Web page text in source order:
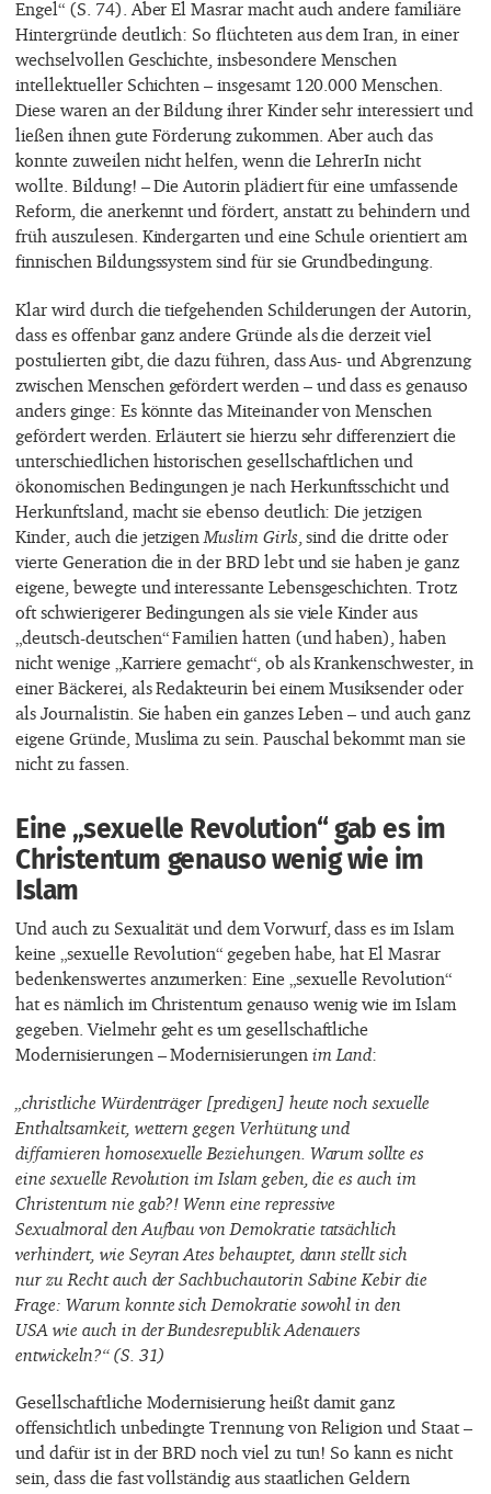
Engel“ (S. 74). Aber El Masrar macht auch andere familiäre
Hintergründe deutlich: So flüchteten aus dem Iran, in einer
wechselvollen Geschichte, insbesondere Menschen
intellektueller Schichten – insgesamt 120.000 Menschen.
Diese waren an der Bildung ihrer Kinder sehr interessiert und
ließen ihnen gute Förderung zukommen. Aber auch das
konnte zuweilen nicht helfen, wenn die LehrerIn nicht
wollte. Bildung! – Die Autorin plädiert für eine umfassende
Reform, die anerkennt und fördert, anstatt zu behindern und
früh auszulesen. Kindergarten und eine Schule orientiert am
finnischen Bildungssystem sind für sie Grundbedingung.
Klar wird durch die tiefgehenden Schilderungen der Autorin,
dass es offenbar ganz andere Gründe als die derzeit viel
postulierten gibt, die dazu führen, dass Aus- und Abgrenzung
zwischen Menschen gefördert werden – und dass es genauso
anders ginge: Es könnte das Miteinander von Menschen
gefördert werden. Erläutert sie hierzu sehr differenziert die
unterschiedlichen historischen gesellschaftlichen und
ökonomischen Bedingungen je nach Herkunftsschicht und
Herkunftsland, macht sie ebenso deutlich: Die jetzigen
Kinder, auch die jetzigen Muslim Girls , sind die dritte oder
vierte Generation die in der BRD lebt und sie haben je ganz
eigene, bewegte und interessante Lebensgeschichten. Trotz
oft schwierigerer Bedingungen als sie viele Kinder aus
„deutsch-deutschen“ Familien hatten (und haben), haben
nicht wenige „Karriere gemacht“, ob als Krankenschwester, in
einer Bäckerei, als Redakteurin bei einem Musiksender oder
als Journalistin. Sie haben ein ganzes Leben – und auch ganz
eigene Gründe, Muslima zu sein. Pauschal bekommt man sie
nicht zu fassen.
Eine „sexuelle Revolution“ gab es im
Christentum genauso wenig wie im
Islam
Und auch zu Sexualität und dem Vorwurf, dass es im Islam
keine „sexuelle Revolution“ gegeben habe, hat El Masrar
bedenkenswertes anzumerken: Eine „sexuelle Revolution“
hat es nämlich im Christentum genauso wenig wie im Islam
gegeben. Vielmehr geht es um gesellschaftliche
Modernisierungen – Modernisierungen im Land:
„christliche Würdenträger [predigen] heute noch sexuelle
Enthaltsamkeit, wettern gegen Verhütung und
diffamieren homosexuelle Beziehungen. Warum sollte es
eine sexuelle Revolution im Islam geben, die es auch im
Christentum nie gab?! Wenn eine repressive
Sexualmoral den Aufbau von Demokratie tatsächlich
verhindert, wie Seyran Ates behauptet, dann stellt sich
nur zu Recht auch der Sachbuchautorin Sabine Kebir die
Frage: Warum konnte sich Demokratie sowohl in den
USA wie auch in der Bundesrepublik Adenauers
entwickeln?“ (S. 31)
Gesellschaftliche Modernisierung heißt damit ganz
offensichtlich unbedingte Trennung von Religion und Staat –
und dafür ist in der BRD noch viel zu tun! So kann es nicht
sein, dass die fast vollständig aus staatlichen Geldern